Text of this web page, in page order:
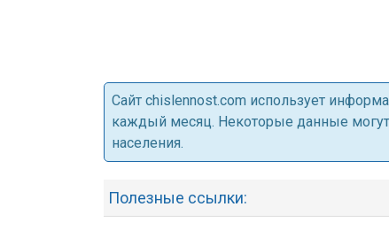
Cайт chislennost.com использует
каждый месяц. Некоторые данные могут
населения.
Полезные ссылки: